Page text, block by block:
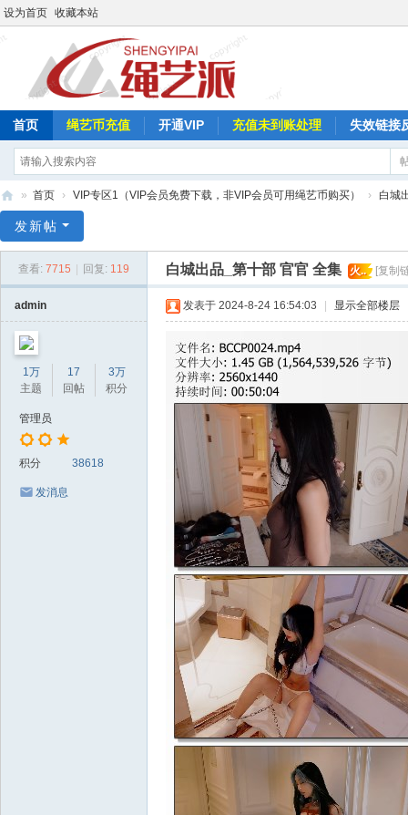
设为首页 收藏本站
首页 绳艺币充值 开通VIP 充值未到账处理 失效链接
艺
» 首页 › VIP专区1（VIP会员免费下载，非VIP会员可用绳艺币购买） › 白城
发新帖
查看: 7715 回复: 119 白城出品_第十部 官官 全集 火.. [复制
admin
1万
主题
17
回帖
3万
积分
管理员
积分 38618
发消息
发表于 2024-8-24 16:54:03 显示全部楼层